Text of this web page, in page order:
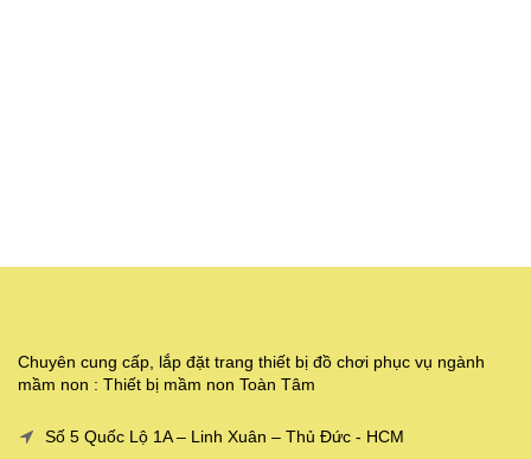
Chuyên cung cấp, lắp đặt trang thiết bị đồ chơi phục vụ ngành
mầm non : Thiết bị mầm non Toàn Tâm
Số 5 Quốc Lộ 1A – Linh Xuân – Thủ Đức - HCM